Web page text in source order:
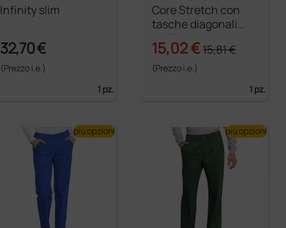
Infinity slim
32,70 €
(Prezzo i.e.)
1 pz.
Core Stretch con
tasche diagonali
applicate
15,02 €15,81 €
(Prezzo i.e.)
1 pz.
più opzioni più opzioni